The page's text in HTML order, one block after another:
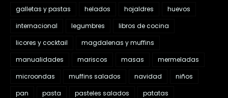
galletas y pastas
helados hojaldres
huevos
internacional
legumbres
libros de cocina
licores y cocktail
magdalenas y muffins
manualidades
mariscos masas
mermeladas
microondas
muffins salados navidad
niños
pan
pasta pasteles salados
patatas